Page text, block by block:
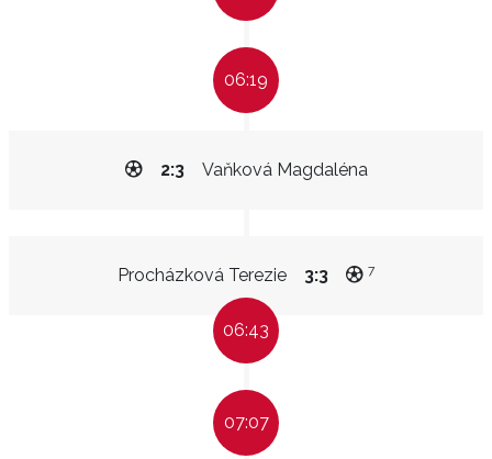
06:19
Vaňková Magdaléna
2:3
Procházková Terezie 3:3 7
06:43
07:07